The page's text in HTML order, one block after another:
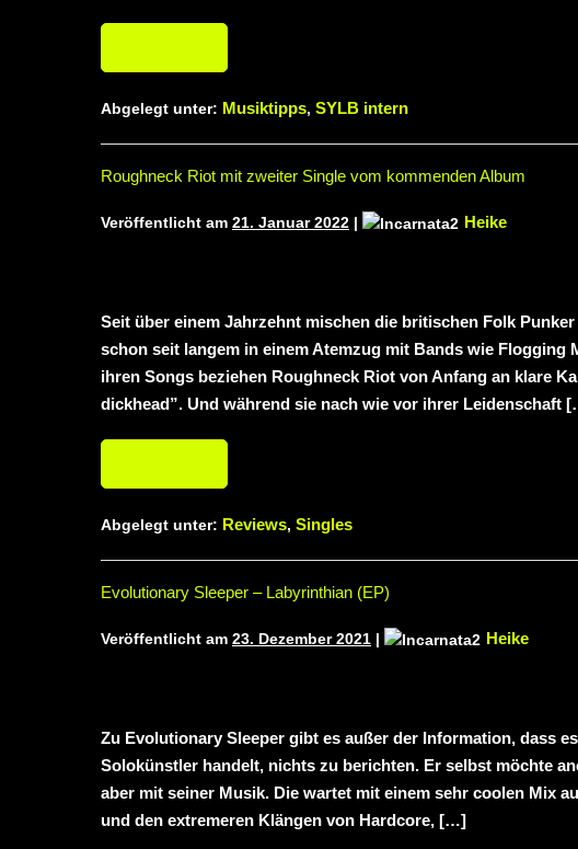
Abgelegt unter: Musiktipps, SYLB intern
Roughneck Riot mit zweiter Single vom kommenden Album
Veröffentlicht am 21. Januar 2022 | Heike
Seit über einem Jahrzehnt mischen die britischen Folk
schon seit langem in einem Atemzug mit Bands wie
ihren Songs beziehen Roughneck Riot von Anfang an klare
dickhead”. Und während sie nach wie vor ihrer Leidenschaft
Abgelegt unter: Reviews, Singles
Evolutionary Sleeper – Labyrinthian (EP)
Veröffentlicht am 23. Dezember 2021 | Heike
Zu Evolutionary Sleeper gibt es außer der Information, dass
Solokünstler handelt, nichts zu berichten. Er selbst möchte
aber mit seiner Musik. Die wartet mit einem sehr coolen Mix
und den extremeren Klängen von Hardcore, […]